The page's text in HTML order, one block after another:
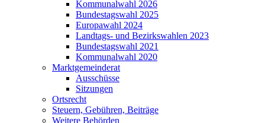
Kommunalwahl 2026
Bundestagswahl 2025
Europawahl 2024
Landtags- und Bezirkswahlen 2023
Bundestagswahl 2021
Kommunalwahl 2020
Marktgemeinderat
Ausschüsse
Sitzungen
Ortsrecht
Steuern, Gebühren, Beiträge
Weitere Behörden